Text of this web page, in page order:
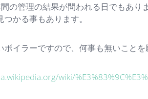
の管理の結果が問われる日でもありま
かる事もあります。
イラーですので、何事も無いことを
wiki/